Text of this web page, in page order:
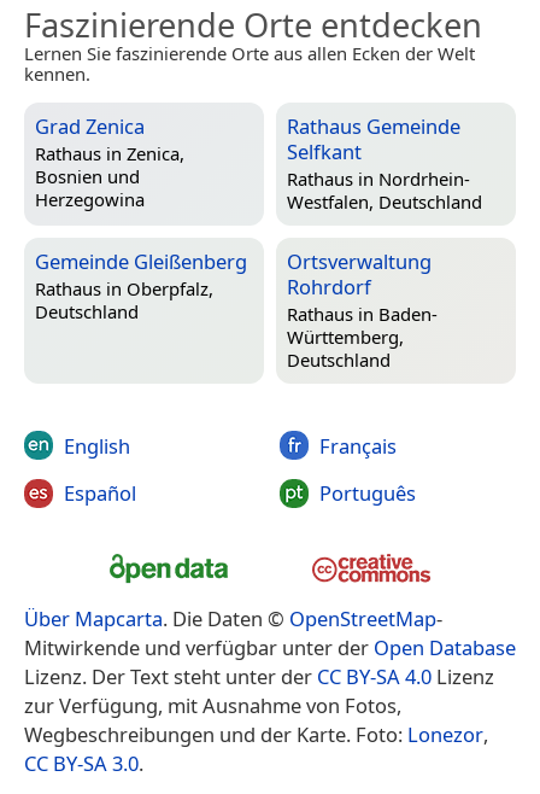
Faszinierende Orte entdecken
Lernen Sie faszinierende Orte aus allen Ecken der Welt
kennen.
Grad Zenica
Rathaus in Zenica,
Bosnien und
Herzegowina
Rathaus Gemeinde
Selfkant
Rathaus in Nordrhein-
Westfalen, Deutschland
Gemeinde Gleißenberg
Rathaus in Oberpfalz,
Deutschland
Ortsverwaltung
Rohrdorf
Rathaus in Baden-
Württemberg,
Deutschland
English
Español
Français
Português
Über Mapcarta. Die Daten © OpenStreetMap-
Mitwirkende und verfügbar unter der Open Database
Lizenz. Der Text steht unter der CC BY-SA 4.0 Lizenz
zur Verfügung, mit Ausnahme von Fotos,
Wegbeschreibungen und der Karte. Foto: Lonezor,
CC BY-SA 3.0.